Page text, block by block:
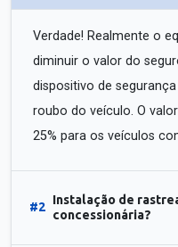
Verdade! Realmente o
diminuir o valor do
dispositivo de
roubo do veículo. O
25% para os veículos
#2
Instalação de
concessionária?